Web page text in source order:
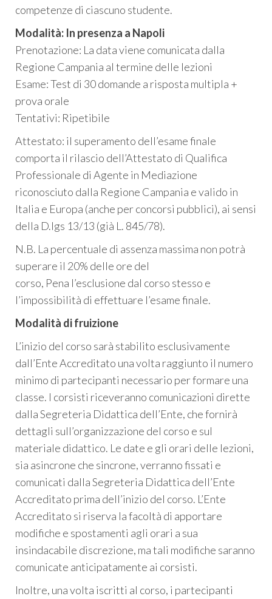
competenze di ciascuno studente.
Modalità: In presenza a Napoli
Prenotazione: La data viene comunicata dalla
Regione Campania al termine delle lezioni
Esame: Test di 30 domande a risposta multipla +
prova orale
Tentativi: Ripetibile
Attestato: il superamento dell’esame finale
comporta il rilascio dell’Attestato di Qualifica
Professionale di Agente in Mediazione
riconosciuto dalla Regione Campania e valido in
Italia e Europa (anche per concorsi pubblici), ai sensi
della D.lgs 13/13 (già L. 845/78).
N.B. La percentuale di assenza massima non potrà
superare il 20% delle ore del
corso, Pena l’esclusione dal corso stesso e
l’impossibilità di effettuare l’esame finale.
Modalità di fruizione
L’inizio del corso sarà stabilito esclusivamente
dall’Ente Accreditato una volta raggiunto il numero
minimo di partecipanti necessario per formare una
classe. I corsisti riceveranno comunicazioni dirette
dalla Segreteria Didattica dell’Ente, che fornirà
dettagli sull’organizzazione del corso e sul
materiale didattico. Le date e gli orari delle lezioni,
sia asincrone che sincrone, verranno fissati e
comunicati dalla Segreteria Didattica dell’Ente
Accreditato prima dell’inizio del corso. L’Ente
Accreditato si riserva la facoltà di apportare
modifiche e spostamenti agli orari a sua
insindacabile discrezione, ma tali modifiche saranno
comunicate anticipatamente ai corsisti.
Inoltre, una volta iscritti al corso, i partecipanti